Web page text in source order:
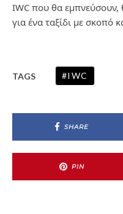
IWC που θα εμπνεύσουν,
για ένα ταξίδι με σκοπό
TAGS IWC
SHARE
PIN